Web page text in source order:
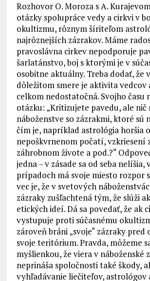
Rozhovor O. Moroza s A.
otázky spolupráce vedy a cirkvi v
okultizmu, rôznym šíriteľom
najrôznejších zázrakov. Máme
pravoslávna cirkev nepodporuje
šarlatánstvo, boj s ktorými je v
osobitne aktuálny. Treba dodať, že
dôležitom smere je aktivita vedcov
celkom nedostatočná. Svojho času
otázku: „Kritizujete pavedu, ale
náboženstve so zázrakmi, ktoré sú
čím je, napríklad astrológia horšia
nepoškvrnenom počatí, vzkriesení
záhrobnom živote a pod.?“
jedna – v zásade sa od seba nelíšia,
prípadoch má svoje miesto rozpor
vec je, že v svetových
zázraky zušľachtená tým, že slúži
etických ideí. Dá sa povedať, že ak
vystupuje proti súčasnému
zároveň bráni „svoje“ zázraky pred
svoje teritórium. Pravda, môžeme
myšlienkou, že viera v náboženské
neprináša spoločnosti také škody,
vyhľadávanie liečiteľov, astrológov